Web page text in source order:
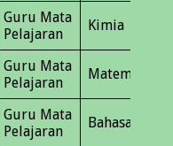
Guru Mata
Pelajaran
Kimia
Guru Mata
Pelajaran
Matematika
Guru Mata
Pelajaran
Bahasa